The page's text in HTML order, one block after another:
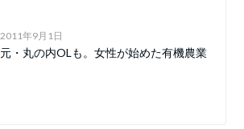
2011年9月1日
元・丸の内OLも。女性が始めた有機農業